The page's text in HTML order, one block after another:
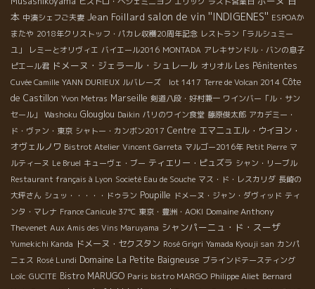
本 中湊シェフご夫妻 Jean Foillard salon de vin ''INDIGENES'' ESPOAか
またや 2018年クリストッフ・パカレ収穫20周年記念 レストラン「ラルシュミー
ユ」
レミーとオリヴィエ バイエール2016 MONTADA アレキサンドル・バンの息子
ピエール君 ドメーヌ・ジェラール・シュレール オリオル Les Pénitentes
Cuvée Camille YANN DURIEUX ルバレーズ lot 1417 Terre de Volcan 2014 Côte
de Castillon Yvon Metras Marseille 剣道八段・好村兼一 ワインバー「ル・サン
セール」
Washoku Glouglou Daikin パリのワイン食堂 藤原俊太郎 アカデミー・
ド・ヴァン・東京 シャトー・カンボン2017 Centre エマニュエル・ウイヨン・
オヴェルノワ Bistrot Atelier Vincent Garreta マルゴー2016年 Petit Pierre マ
ルティーヌ Le Bruel キューヴェ・ブー ティエリー・ピュズラ シャン・リーブル
Restaurant français à Lyon Societé Eau de Souche マス・ド・レスカリダ 長崎の
大坪さん シュッ・・・・・ドゥラン Poupille ドメーヌ・ジャン・ダヴィッド ティ
ンタ・マレナ France Canicule 37℃ 東京・豊洲・AOKI Domaine Anthony
Thevenet Aux Amis des Vins Maruyama シャンパーニュ・ド・スーザ
Yumekichi Kanda ドメーヌ・セクスタン Rosé Grigri Yamada Kyouji san カンパ
ニェス Rosé Lundi Domaine La Petite Baigneuse ブラインドテースティング
Loïc GUCITE Bistro MARUGO Paris bistro MARGO Philippe Aliet Bernard